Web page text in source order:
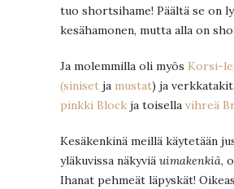
tuo shortsihame! Päältä se on
kesähamonen, mutta alla on
Ja molemmilla oli myös Korsi-
(siniset ja mustat) ja
pinkki Block ja toisella vihreä
Kesäkenkinä meillä käytetään
yläkuvissa näkyviä uimakenkiä,
Ihanat pehmeät läpyskät!